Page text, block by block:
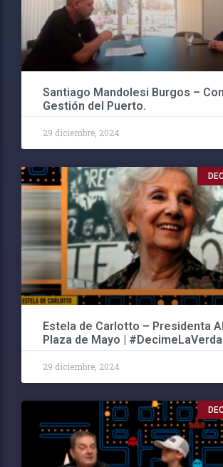
Santiago Mandolesi Burgos –
Gestión del Puerto.
29 diciembre, 2024
Estela de Carlotto – Presidenta
Plaza de Mayo |
29 diciembre, 2024